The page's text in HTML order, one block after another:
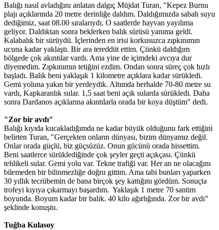
Balığı nasıl avladığını anlatan dalgıç Müjdat Turan, "Kepez Burnu
plajı açıklarında 20 metre derinliğe daldım. Daldığımızda sabah suyu
dediğimiz, saat 08.00 sıralarıydı. O saatlerde hayvan yayılıma
geliyor. Daldıktan sonra beklerken balık sürüsü yanıma geldi.
Kalabalık bir sürüydü. İçlerinden en irisi korkusuzca zıpkınımın
ucuna kadar yaklaştı. Bir ara tereddüt ettim. Çünkü daldığım
bölgede çok akıntılar vardı. Ama yine de içimdeki avcıya dur
diyemedim. Zıpkınımın tetiğini ezdim. Ondan sonra süreç çok hızlı
başladı. Balık beni yaklaşık 1 kilometre açıklara kadar sürükledi.
Gemi yoluna yakın bir yerdeydik. Altımda herhalde 70-80 metre su
vardı, Kapkaranlık sular. 1,5 saat beni açık sularda sürükledi. Daha
sonra Dardanos açıklarına akıntılarla orada bir koya düştüm" dedi.
"Zor bir avdı"
Balığı kıyıda kucakladığımda ne kadar büyük olduğunu fark ettiğini
belirten Turan, "Gerçekten onların dünyası, bizim dünyamız değil.
Onlar orada güçlü, biz güçsüzüz. Onun gücünü orada hissettim.
Beni saatlerce sürüklediğinde çok şeyler geçti açıkçası. Çünkü
tehlikeli sular. Gemi yolu var. Tekne trafiği var. Her an ne olacağını
bilemeden bir bilinmezliğe doğru gittim. Ama tabi bunları yaparken
30 yıllık tecrübemin de bana birçok şey kattığını gördüm. Sonuçta
trofeyi kıyıya çıkarmayı başardım. Yaklaşık 1 metre 70 santim
boyunda. Boyum kadar bir balık. 40 kilo ağırlığında. Zor bir avdı”
şeklinde konuştu.
Tuğba Kulasoy